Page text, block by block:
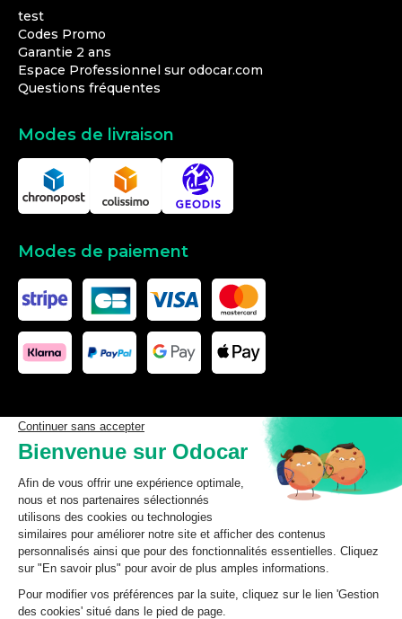
test
Codes Promo
Garantie 2 ans
Espace Professionnel sur odocar.com
Questions fréquentes
Modes de livraison
Modes de paiement
Les données affichées ici, particulièrement la base de donnée
complète, ne doivent pas être copiées. Il est interdit d’exploiter les
données ou la base de données complète, de laisser un tiers les
exploiter, ni de les rendre accessible à un tiers, sans accord
préalable de TecDoc. Toute infraction constitue une violation des
droits d’auteur et fera l’objet de poursuites.
odocar2026©
CGV Particuliers
CGV Professionnels